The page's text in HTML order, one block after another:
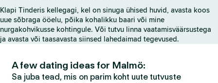
t
Klapi Tinderis kellegagi, kel on sinuga ühised huvid, avasta koos
uue sõbraga ööelu, põika kohalikku baari või mine
nurgakohvikusse kohtingule. Või tutvu linna vaatamisväärsustega
ja avasta või taasavasta siinsed lahedaimad tegevused.
A few dating ideas for Malmö:
Sa juba tead, mis on parim koht uute tutvuste